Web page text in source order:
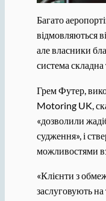
Багато
відмовляються
але власники
система складна
Грем Футер,
Motoring UK,
«дозволили
судження», і
можливостями
«Клієнти з
заслуговують